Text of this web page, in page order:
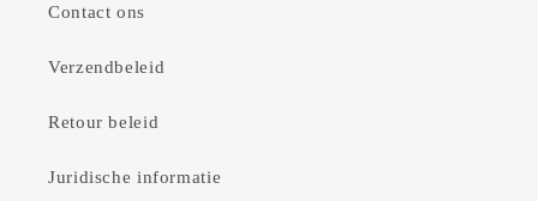
Contact ons
Verzendbeleid
Retour beleid
Juridische informatie